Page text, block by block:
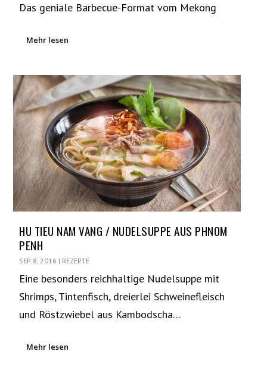
Das geniale Barbecue-Format vom Mekong
Mehr lesen
HU TIEU NAM VANG / NUDELSUPPE AUS PHNOM
PENH
SEP. 8, 2016 | REZEPTE
Eine besonders reichhaltige Nudelsuppe mit
Shrimps, Tintenfisch, dreierlei Schweinefleisch
und Röstzwiebel aus Kambodscha…
Mehr lesen